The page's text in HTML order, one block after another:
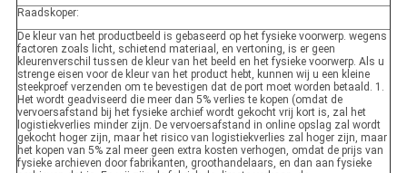
Raadskoper:
De kleur van het productbeeld is gebaseerd op het fysieke voorwerp. wegens
factoren zoals licht, schietend materiaal, en vertoning, is er geen
kleurenverschil tussen de kleur van het beeld en het fysieke voorwerp. Als u
strenge eisen voor de kleur van het product hebt, kunnen wij u een kleine
steekproef verzenden om te bevestigen dat de port moet worden betaald. 1.
Het wordt geadviseerd die meer dan 5% verlies te kopen (omdat de
vervoersafstand bij het fysieke archief wordt gekocht vrij kort is, zal het
logistiekverlies minder zijn. De vervoersafstand in online opslag zal wordt
gekocht hoger zijn, maar het risico van logistiekverlies zal hoger zijn, maar
het kopen van 5% zal meer geen extra kosten verhogen, omdat de prijs van
fysieke archieven door fabrikanten, groothandelaars, en dan aan fysieke